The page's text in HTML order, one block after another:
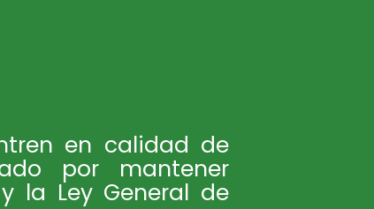
en calidad de
por mantener
la Ley General de